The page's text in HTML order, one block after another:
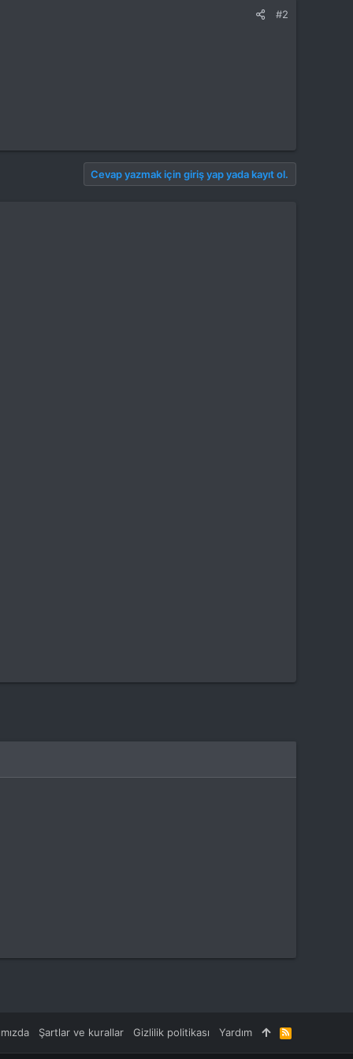
#2
Cevap yazmak için giriş yap yada kayıt ol.
Şartlar ve kurallar Gizlilik politikası Yardım
R
S
S